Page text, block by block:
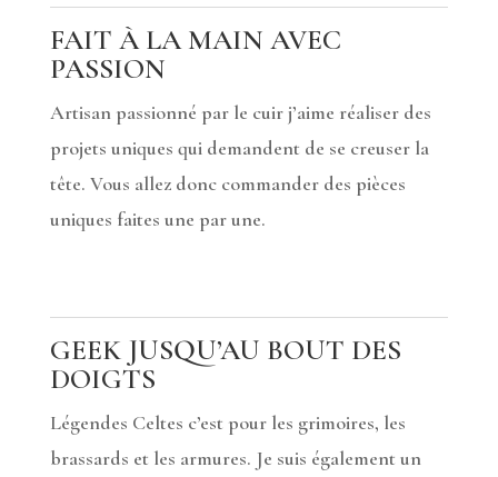
FAIT À LA MAIN AVEC
PASSION
Artisan passionné par le cuir j’aime réaliser des
projets uniques qui demandent de se creuser la
tête. Vous allez donc commander des pièces
uniques faites une par une.
GEEK JUSQU’AU BOUT DES
DOIGTS
Légendes Celtes c’est pour les grimoires, les
brassards et les armures. Je suis également un